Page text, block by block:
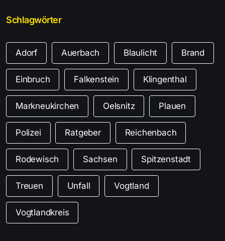
Schlagwörter
Adorf Auerbach Blaulicht Brand
Einbruch Falkenstein Klingenthal
Markneukirchen Oelsnitz Plauen
Polizei Ratgeber Reichenbach
Rodewisch Sachsen Spitzenstadt
Treuen Unfall Vogtland
Vogtlandkreis